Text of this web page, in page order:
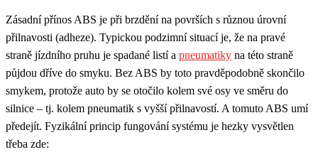
Zásadní přínos ABS je při brzdění na površích s různou úrovní
přilnavosti (adheze). Typickou podzimní situací je, že na pravé
straně jízdního pruhu je spadané listí a pneumatiky na této straně
půjdou dříve do smyku. Bez ABS by toto pravděpodobně skončilo
smykem, protože auto by se otočilo kolem své osy ve směru do
silnice – tj. kolem pneumatik s vyšší přilnavostí. A tomuto ABS umí
předejít. Fyzikální princip fungování systému je hezky vysvětlen
třeba zde: